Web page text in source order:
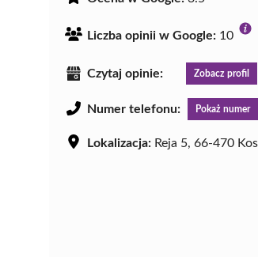
Liczba opinii w Google: 10
Czytaj opinie: Zobacz profil
Numer telefonu: Pokaż numer
Lokalizacja: Reja 5, 66-470